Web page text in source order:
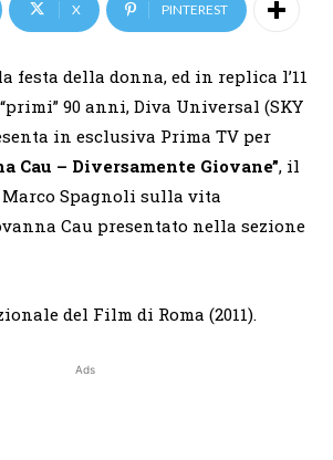
X PINTEREST
festa della donna, ed in replica l’11
90 anni, Diva Universal (SKY
in esclusiva Prima TV per
Cau – Diversamente Giovane”, il
Spagnoli sulla vita
Cau presentato nella sezione
del Film di Roma (2011).
Ads